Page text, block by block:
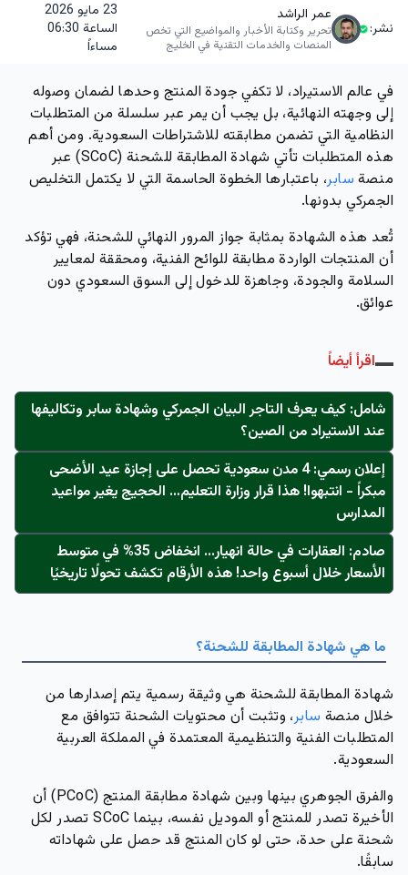
نشر:
عمر الراشد
تحرير وكتابة الأخبار والمواضيع التي تخص
المنصات والخدمات التقنية في الخليج
23 مايو 2026
الساعة 06:30
مساءاً
في عالم الاستيراد، لا تكفي جودة المنتج وحدها لضمان وصوله
إلى وجهته النهائية، بل يجب أن يمر عبر سلسلة من المتطلبات
النظامية التي تضمن مطابقته للاشتراطات السعودية. ومن أهم
هذه المتطلبات تأتي شهادة المطابقة للشحنة (SCoC) عبر
منصة سابر، باعتبارها الخطوة الحاسمة التي لا يكتمل التخليص
الجمركي بدونها.
تُعد هذه الشهادة بمثابة جواز المرور النهائي للشحنة، فهي تؤكد
أن المنتجات الواردة مطابقة للوائح الفنية، ومحققة لمعايير
السلامة والجودة، وجاهزة للدخول إلى السوق السعودي دون
عوائق.
اقرأ أيضاً
شامل: كيف يعرف التاجر البيان الجمركي وشهادة سابر وتكاليفها
عند الاستيراد من الصين؟
إعلان رسمي: 4 مدن سعودية تحصل على إجازة عيد الأضحى
مبكراً - انتبهوا! هذا قرار وزارة التعليم… الحجيج يغير مواعيد
المدارس
صادم: العقارات في حالة انهيار... انخفاض 35% في متوسط
الأسعار خلال أسبوع واحد! هذه الأرقام تكشف تحولًا تاريخيًا
ما هي شهادة المطابقة للشحنة؟
شهادة المطابقة للشحنة هي وثيقة رسمية يتم إصدارها من
خلال منصة سابر، وتثبت أن محتويات الشحنة تتوافق مع
المتطلبات الفنية والتنظيمية المعتمدة في المملكة العربية
السعودية.
والفرق الجوهري بينها وبين شهادة مطابقة المنتج (PCoC) أن
الأخيرة تصدر للمنتج أو الموديل نفسه، بينما SCoC تصدر لكل
شحنة على حدة، حتى لو كان المنتج قد حصل على شهاداته
سابقًا.